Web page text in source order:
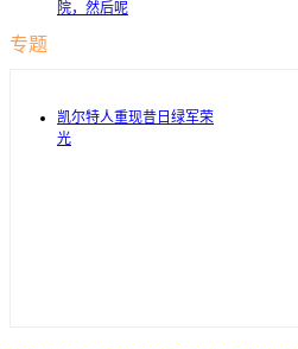
院，然后呢
凯尔特人重现昔日绿军荣
光
专题